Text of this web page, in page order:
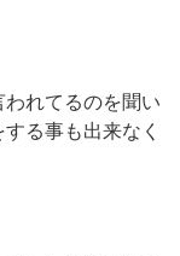
れてるのを聞い
る事も出来なく